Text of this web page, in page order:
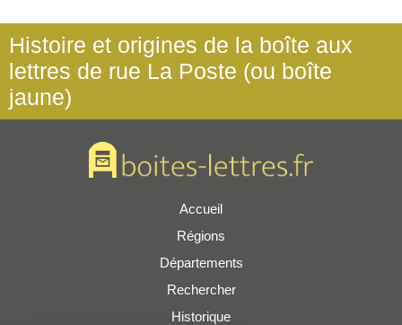
Histoire et origines de la boîte aux
lettres de rue La Poste (ou boîte
jaune)
Accueil
Régions
Départements
Rechercher
Historique